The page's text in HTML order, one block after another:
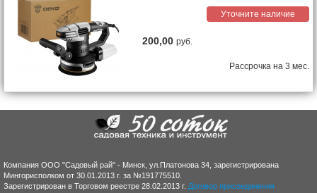
Уточните наличие
200,00руб.
Рассрочка на 3 мес.
Компания ООО "Садовый рай" - Минск, ул.Платонова 34, зарегистрирована
Мингорисполком от 30.01.2013 г. за №191775510.
Зарегистрирован в Торговом реестре 28.02.2013 г. Договор присоединения